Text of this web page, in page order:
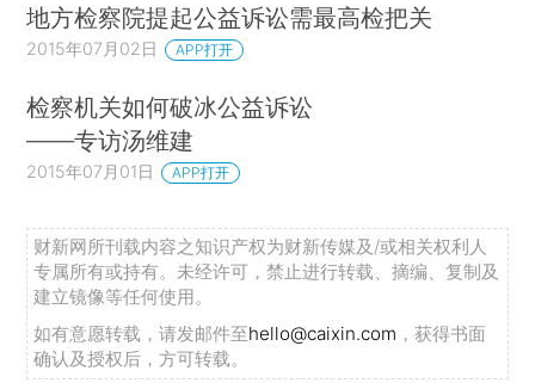
地方检察院提起公益诉讼需最高检把关
2015年07月02日 APP打开
检察机关如何破冰公益诉讼
——专访汤维建
2015年07月01日 APP打开
财新网所刊载内容之知识产权为财新传媒及/或相关权利人
专属所有或持有。未经许可，禁止进行转载、摘编、复制及
建立镜像等任何使用。
如有意愿转载，请发邮件至hello@caixin.com ，获得书面
确认及授权后，方可转载。